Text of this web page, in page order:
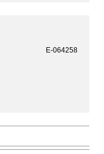
E-064258